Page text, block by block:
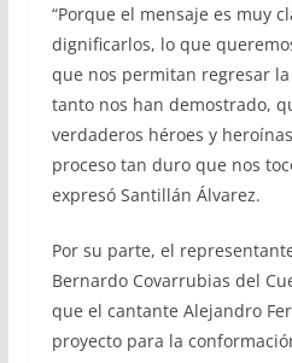
“Porque el mensaje es muy
dignificarlos, lo que
que nos permitan regresar
tanto nos han demostrado,
verdaderos héroes y
proceso tan duro que nos
expresó Santillán Álvarez.
Por su parte, el
Bernardo Covarrubias del
que el cantante Alejandro
proyecto para la